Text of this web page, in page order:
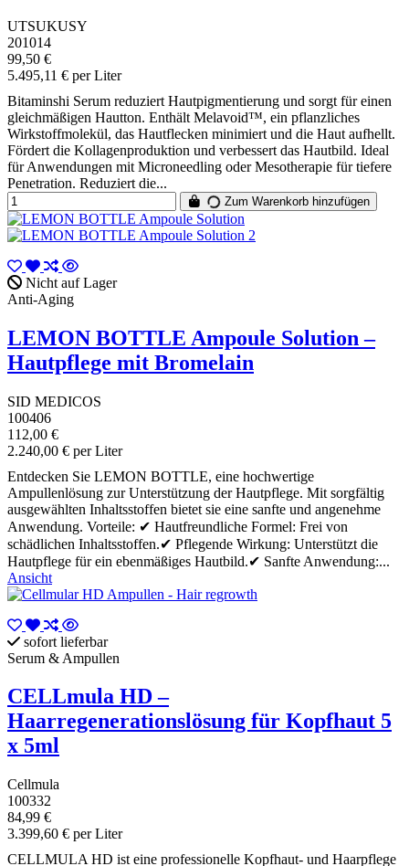
UTSUKUSY
201014
99,50 €
5.495,11 € per Liter
Bitaminshi Serum reduziert Hautpigmentierung und sorgt für einen
gleichmäßigen Hautton. Enthält Melavoid™, ein pflanzliches
Wirkstoffmolekül, das Hautflecken minimiert und die Haut aufhellt.
Fördert die Kollagenproduktion und verbessert das Hautbild. Ideal
für Anwendungen mit Microneedling oder Mesotherapie für tiefere
Penetration. Reduziert die...
Zum Warenkorb hinzufügen
Nicht auf Lager
Anti-Aging
LEMON BOTTLE Ampoule Solution –
Hautpflege mit Bromelain
SID MEDICOS
100406
112,00 €
2.240,00 € per Liter
Entdecken Sie LEMON BOTTLE, eine hochwertige
Ampullenlösung zur Unterstützung der Hautpflege. Mit sorgfältig
ausgewählten Inhaltsstoffen bietet sie eine sanfte und angenehme
Anwendung. Vorteile: ✔ Hautfreundliche Formel: Frei von
schädlichen Inhaltsstoffen.✔ Pflegende Wirkung: Unterstützt die
Hautpflege für ein ebenmäßiges Hautbild.✔ Sanfte Anwendung:...
Ansicht
sofort lieferbar
Serum & Ampullen
CELLmula HD –
Haarregenerationslösung für Kopfhaut 5
x 5ml
Cellmula
100332
84,99 €
3.399,60 € per Liter
CELLMULA HD ist eine professionelle Kopfhaut- und Haarpflege